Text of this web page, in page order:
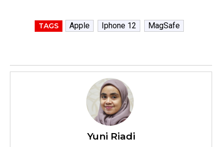
TAGS Apple Iphone 12 MagSafe
Yuni Riadi